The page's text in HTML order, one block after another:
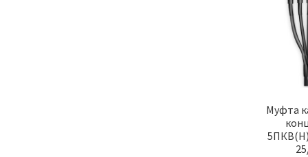
Муфта